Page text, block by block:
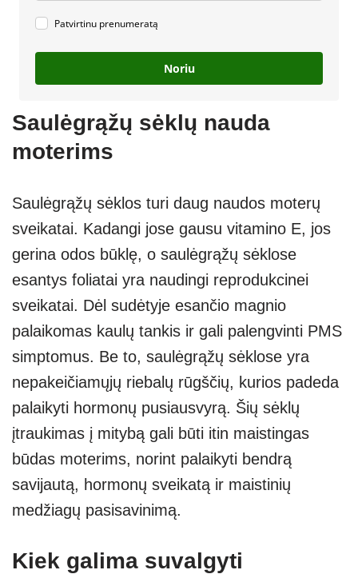
Patvirtinu prenumeratą
Noriu
Saulėgrąžų sėklų nauda
moterims
Saulėgrąžų sėklos turi daug naudos moterų
sveikatai. Kadangi jose gausu vitamino E, jos
gerina odos būklę, o saulėgrąžų sėklose
esantys foliatai yra naudingi reprodukcinei
sveikatai. Dėl sudėtyje esančio magnio
palaikomas kaulų tankis ir gali palengvinti PMS
simptomus. Be to, saulėgrąžų sėklose yra
nepakeičiamųjų riebalų rūgščių, kurios padeda
palaikyti hormonų pusiausvyrą. Šių sėklų
įtraukimas į mitybą gali būti itin maistingas
būdas moterims, norint palaikyti bendrą
savijautą, hormonų sveikatą ir maistinių
medžiagų pasisavinimą.
Kiek galima suvalgyti